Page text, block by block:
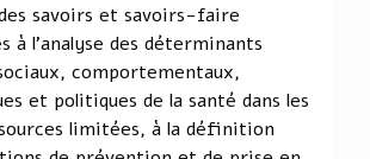
savoirs et savoirs-faire
à l'analyse des déterminants
comportementaux,
et politiques de la santé dans les
limitées, à la définition